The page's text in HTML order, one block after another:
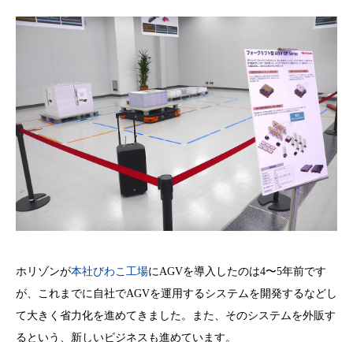
ホリゾンが本社びわこ工場にAGVを導入したのは4〜5年前です
が、これまでに自社でAGVを運用するシステムを開発するなどし
て大きく省力化を進めてきました。また、そのシステムを外販す
るという、新しいビジネスも進めています。